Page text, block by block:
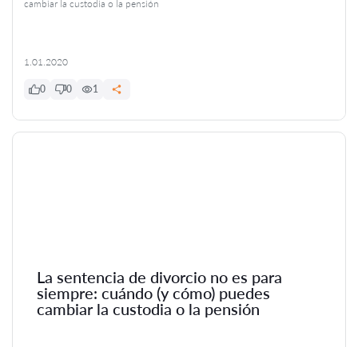
cambiar la custodia o la pensión
1.01.2020
0 0 1
La sentencia de divorcio no es para
siempre: cuándo (y cómo) puedes
cambiar la custodia o la pensión